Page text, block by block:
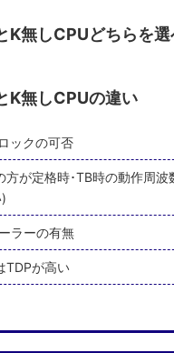
K無しCPUどちらを選
K無しCPUの違い
ックの可否
方が定格時･TB時の動作周波
ラーの有無
TDPが高い